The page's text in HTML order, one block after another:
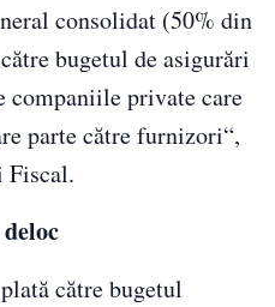
consolidat (50% din
bugetul de asigurări
companiile private care
parte către furnizori“,
Fiscal.
către bugetul